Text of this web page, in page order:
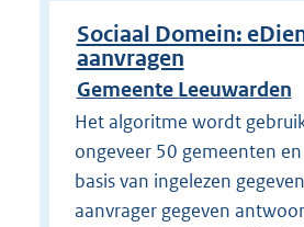
Sociaal Domein:
aanvragen
Gemeente Leeuwarden
Het algoritme wordt
ongeveer 50 gemeenten
basis van ingelezen
aanvrager gegeven